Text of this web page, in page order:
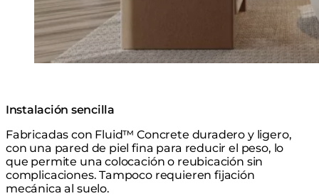
Instalación sencilla
Fabricadas con Fluid™ Concrete duradero y ligero,
con una pared de piel fina para reducir el peso, lo
que permite una colocación o reubicación sin
complicaciones. Tampoco requieren fijación
mecánica al suelo.